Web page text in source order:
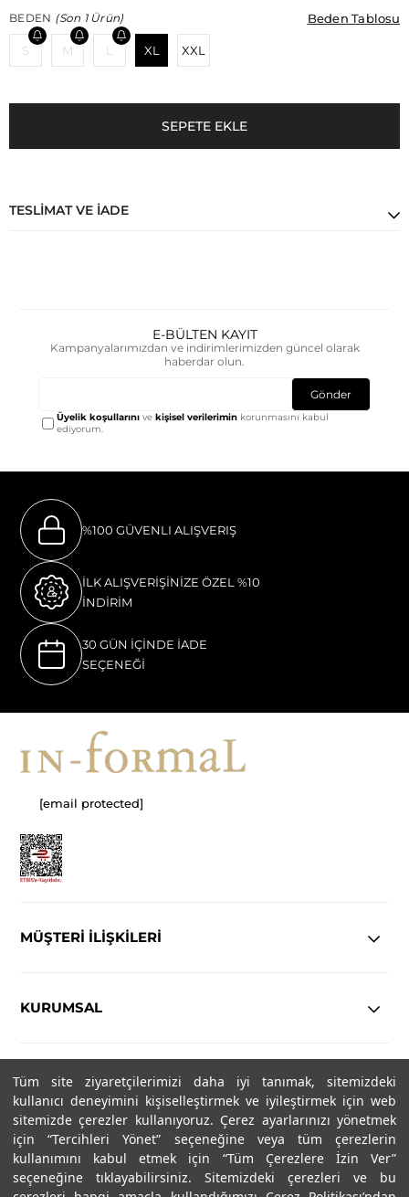
Tüm site ziyaretçilerimizi daha iyi tanımak, sitemizdeki
kullanıcı deneyimini kişiselleştirmek ve iyileştirmek için web
sitemizde çerezler kullanıyoruz. Çerez ayarlarınızı yönetmek
için “Tercihleri Yönet” seçeneğine veya tüm çerezlerin
kullanımını kabul etmek için “Tüm Çerezlere İzin Ver”
seçeneğine tıklayabilirsiniz. Sitemizdeki çerezleri ve bu
BEDEN (Son 1 Ürün) Beden Tablosu
Beden Tablosu
S M XL XXL
TESLIMAT VE İADE
E-BÜLTEN KAYIT
Kampanyalarımızdan ve indirimlerimizden güncel olarak
haberdar olun.
Gönder
Üyelik koşullarını vekişisel verilerimin korunmasını kabul
ediyorum.
%100 GÜVENLI ALIŞVERIŞ
İLK ALIŞVERİŞİNİZE ÖZEL %10
İNDİRİM
30 GÜN İÇİNDE İADE
SEÇENEĞİ
[email protected]
MÜŞTERİ İLİŞKİLERİ
KURUMSAL
YASAL
Copyright© 2025 IN-FORMAL Tüm hakları saklıdır.
SOSYAL MEDYA